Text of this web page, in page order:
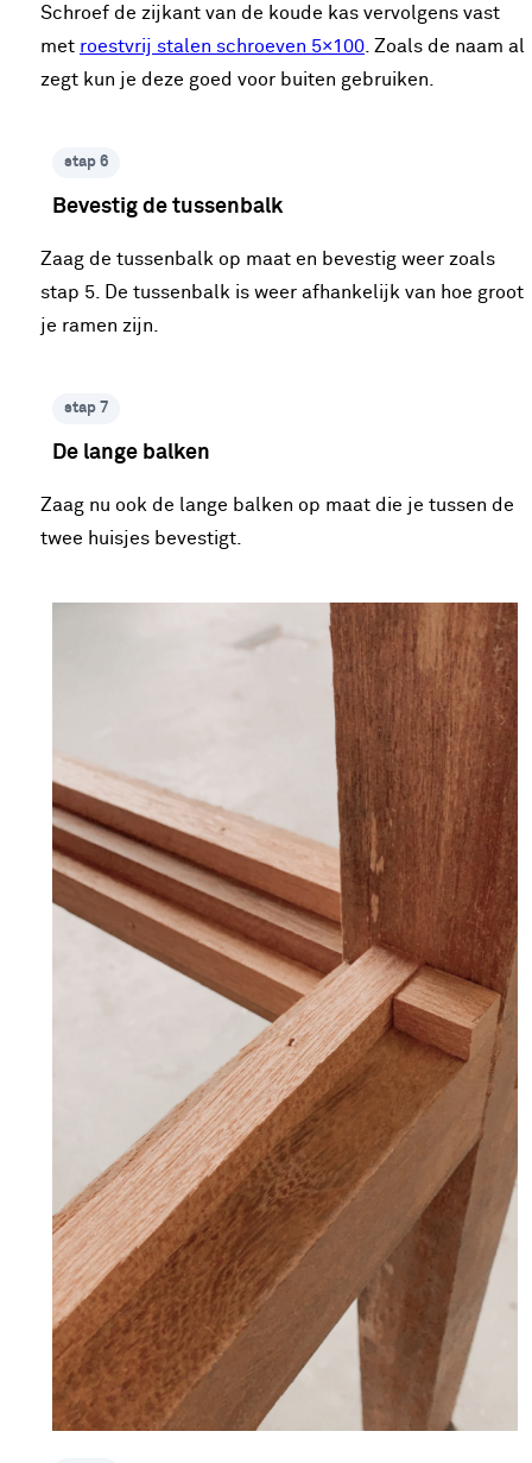
Schroef de zijkant van de koude kas vervolgens vast
met roestvrij stalen schroeven 5×100 . Zoals de naam al
zegt kun je deze goed voor buiten gebruiken.
stap 6
Bevestig de tussenbalk
Zaag de tussenbalk op maat en bevestig weer zoals
stap 5. De tussenbalk is weer afhankelijk van hoe groot
je ramen zijn.
stap 7
De lange balken
Zaag nu ook de lange balken op maat die je tussen de
twee huisjes bevestigt.